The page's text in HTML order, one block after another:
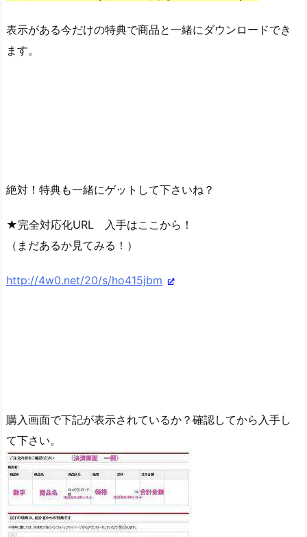
表示がある今だけの特典で商品と一緒にダウンロードでき
ます。
絶対！特典も一緒にゲットして下さいね？
★完全対応化URL 入手はここから！
（まだあるか見てみる！）
http://4w0.net/20/s/ho415jbm
購入画面で下記が表示されているか？確認してから入手し
て下さい。